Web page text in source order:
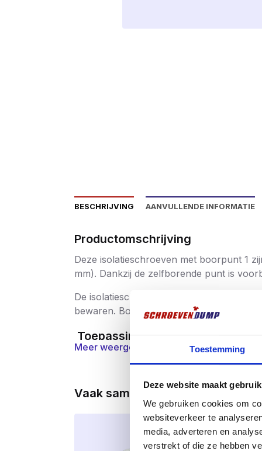
Toestemming
Deze website maakt
We gebruiken cookies om
websiteverkeer te
media, adverteren en
verstrekt of die ze hebben
BESCHRIJVING AANVULLENDE INFORMATIE
Productomschrijving
Deze isolatieschroeven met boorpunt 1
mm). Dankzij de zelfborende punt is
De isolatieschroeven worden geleverd in
bewaren. Bovendien ontvang je3 gratis
Toepassingen
Bevestiging van PIR, EPS en
Geschikt voor dak-, gevel- en
Zowel voor renovatie- als
Voor hout en dunwandig staal tot 2
Meer weergeven
Vaak samen gekocht